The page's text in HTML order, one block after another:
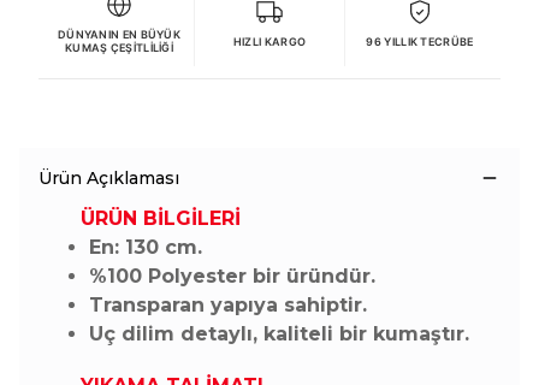
DÜNYANIN EN BÜYÜK
KUMAŞ ÇEŞITLILIĞI
HIZLI KARGO 96 YILLIK TECRÜBE
Ürün Açıklaması
ÜRÜN BİLGİLERİ
En: 130 cm.
%100 Polyester bir üründür.
Transparan yapıya sahiptir.
Uç dilim detaylı, kaliteli bir kumaştır.